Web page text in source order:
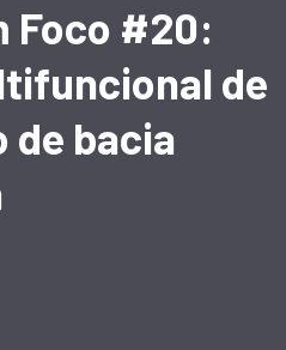
Foco #20:
de
de bacia